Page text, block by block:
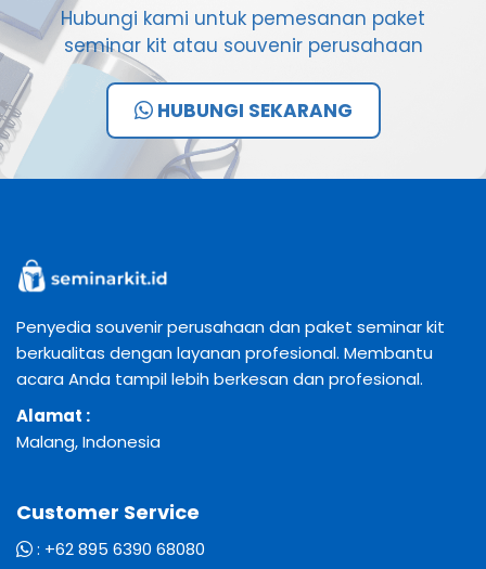
Hubungi kami untuk pemesanan paket
seminar kit atau souvenir perusahaan
HUBUNGI SEKARANG
Penyedia souvenir perusahaan dan paket seminar kit
berkualitas dengan layanan profesional. Membantu
acara Anda tampil lebih berkesan dan profesional.
Alamat :
Malang, Indonesia
Customer Service
: +62 895 6390 68080